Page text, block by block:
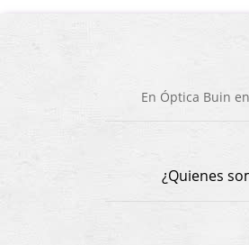
En Óptica Buin
¿Quienes